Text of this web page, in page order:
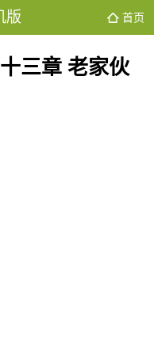
版 首页
三章 老家伙